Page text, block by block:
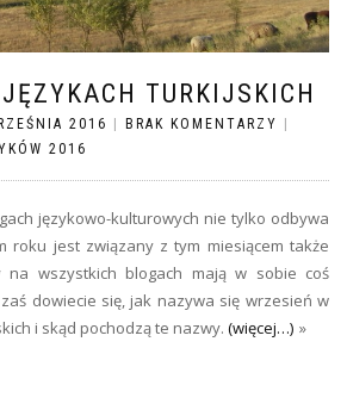
TURKIJSKICH
2016 | BRAK KOMENTARZY |
2016
językowo-kulturowych nie tylko odbywa
roku jest związany z tym miesiącem także
na wszystkich blogach mają w sobie coś
dowiecie się, jak nazywa się wrzesień w
i skąd pochodzą te nazwy. (więcej…)